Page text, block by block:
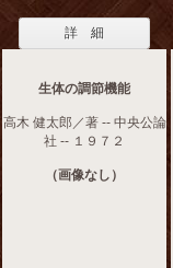
詳 細
生体の調節機能
高木 健太郎／著 -- 中央公論
社 -- １９７２
（画像なし）